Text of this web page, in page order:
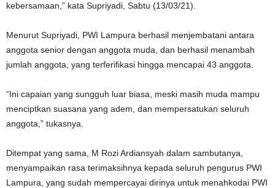
kebersamaan,” kata Supriyadi, Sabtu (13/03/21).
Menurut Supriyadi, PWI Lampura berhasil menjembatani antara
anggota senior dengan anggota muda, dan berhasil menambah
jumlah anggota, yang terferifikasi hingga mencapai 43 anggota.
“Ini capaian yang sungguh luar biasa, meski masih muda mampu
menciptkan suasana yang adem, dan mempersatukan seluruh
anggota,” tukasnya.
Ditempat yang sama, M Rozi Ardiansyah dalam sambutanya,
menyampaikan rasa terimaksihnya kepada seluruh pengurus PWI
Lampura, yang sudah mempercayai dirinya untuk menahkodai PWI